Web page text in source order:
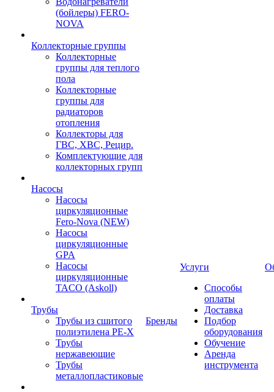
(бойлеры) FERO-
NOVA
Коллекторные группы
Коллекторные
группы для теплого
пола
Коллекторные
группы для
радиаторов
отопления
Коллекторы для
ГВС, ХВС, Рецир.
Комплектующие для
коллекторных групп
Насосы
Насосы
циркуляционные
Fero-Nova (NEW)
Насосы
циркуляционные
GPA
Насосы
циркуляционные
TACO (Askoll)
Трубы
Трубы из сшитого
полиэтилена PE-X
Трубы
нержавеющие
Трубы
металлопластиковые
Бренды
Услуги
Способы
оплаты
Доставка
Подбор
оборудования
Обучение
Аренда
инструмента